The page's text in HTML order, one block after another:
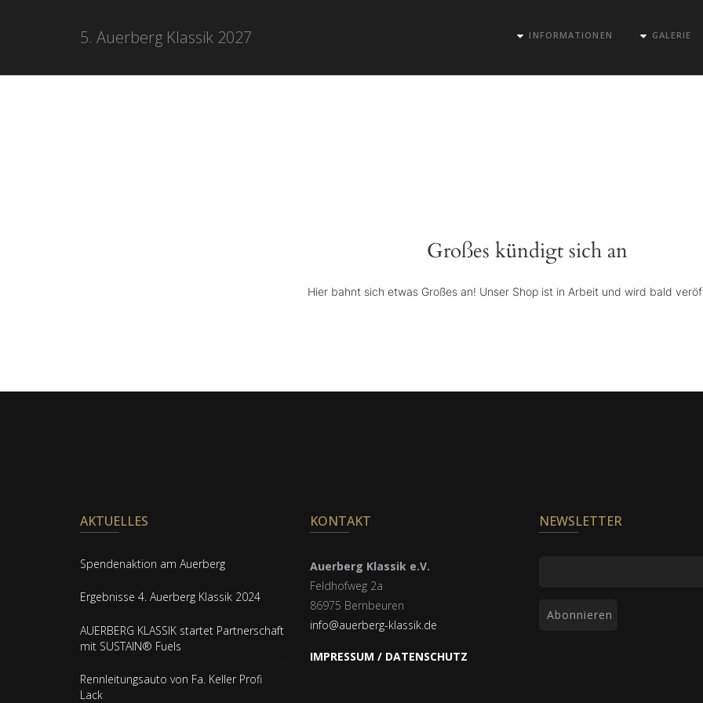
5. Auerberg Klassik 2027 INFORMATIONEN GALERIE
Großes kündigt sich an
Hier bahnt sich etwas Großes an! Unser Shop ist in Arbeit und wird bald
AKTUELLES
Spendenaktion am Auerberg
Ergebnisse 4. Auerberg Klassik 2024
AUERBERG KLASSIK startet Partnerschaft
mit SUSTAIN® Fuels
Rennleitungsauto von Fa. Keller Profi
Lack
KONTAKT
Auerberg Klassik e.V.
Feldhofweg 2a
86975 Bernbeuren
info@auerberg-klassik.de
IMPRESSUM / DATENSCHUTZ
NEWSLETTER